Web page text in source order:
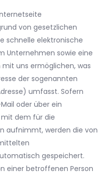
von gesetzlichen
schnelle elektronische
Unternehmen sowie eine
uns ermöglichen, was
der sogenannten
umfasst. Sofern
oder über ein
dem für die
aufnimmt, werden die von
gespeichert.
einer betroffenen Person